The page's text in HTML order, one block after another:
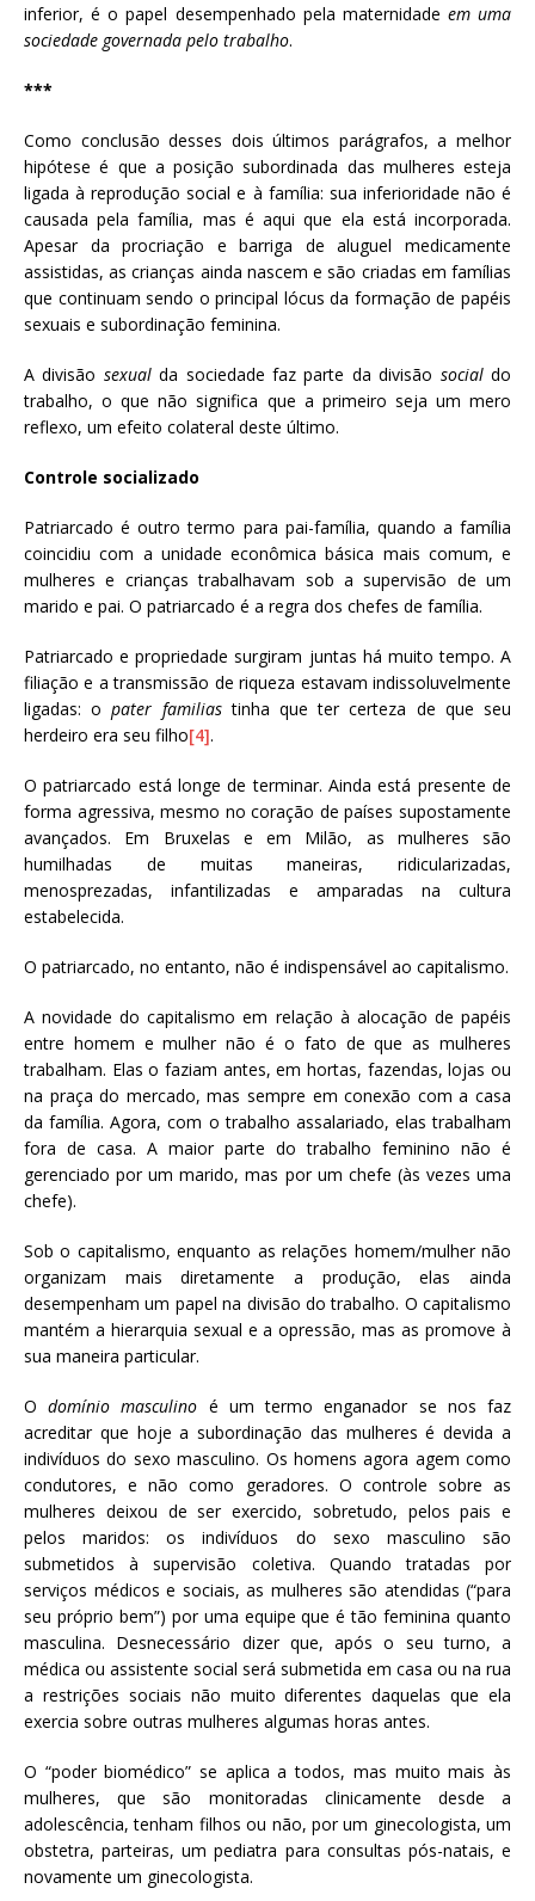
inferior, é o papel desempenhado pela maternidade em uma
sociedade governada pelo trabalho.
***
Como conclusão desses dois últimos parágrafos, a melhor
hipótese é que a posição subordinada das mulheres esteja
ligada à reprodução social e à família: sua inferioridade não é
causada pela família, mas é aqui que ela está incorporada.
Apesar da procriação e barriga de aluguel medicamente
assistidas, as crianças ainda nascem e são criadas em famílias
que continuam sendo o principal lócus da formação de papéis
sexuais e subordinação feminina.
A divisão sexualda sociedade faz parte da divisão socialdo
trabalho, o que não significa que a primeiro seja um mero
reflexo, um efeito colateral deste último.
Controle socializado
Patriarcado é outro termo para pai-família, quando a família
coincidiu com a unidade econômica básica mais comum, e
mulheres e crianças trabalhavam sob a supervisão de um
marido e pai. O patriarcado é a regra dos chefes de família.
Patriarcado e propriedade surgiram juntas há muito tempo. A
filiação e a transmissão de riqueza estavam indissoluvelmente
ligadas: opater familiastinha que ter certeza de que seu
herdeiro era seu filho[4].
O patriarcado está longe de terminar. Ainda está presente de
forma agressiva, mesmo no coração de países supostamente
avançados. Em Bruxelas e em Milão, as mulheres são
humilhadas de muitas maneiras, ridicularizadas,
menosprezadas, infantilizadas e amparadas na cultura
estabelecida.
O patriarcado, no entanto, não é indispensável ao capitalismo.
A novidade do capitalismo em relação à alocação de papéis
entre homem e mulher não é o fato de que as mulheres
trabalham. Elas o faziam antes, em hortas, fazendas, lojas ou
na praça do mercado, mas sempre em conexão com a casa
da família. Agora, com o trabalho assalariado, elas trabalham
fora de casa. A maior parte do trabalho feminino não é
gerenciado por um marido, mas por um chefe (às vezes uma
chefe).
Sob o capitalismo, enquanto as relações homem/mulher não
organizam mais diretamente a produção, elas ainda
desempenham um papel na divisão do trabalho. O capitalismo
mantém a hierarquia sexual e a opressão, mas as promove à
sua maneira particular.
Odomínio masculino é um termo enganador se nos faz
acreditar que hoje a subordinação das mulheres é devida a
indivíduos do sexo masculino. Os homens agora agem como
condutores, e não como geradores. O controle sobre as
mulheres deixou de ser exercido, sobretudo, pelos pais e
pelos maridos: os indivíduos do sexo masculino são
submetidos à supervisão coletiva. Quando tratadas por
serviços médicos e sociais, as mulheres são atendidas (“para
seu próprio bem”) por uma equipe que é tão feminina quanto
masculina. Desnecessário dizer que, após o seu turno, a
médica ou assistente social será submetida em casa ou na rua
a restrições sociais não muito diferentes daquelas que ela
exercia sobre outras mulheres algumas horas antes.
O “poder biomédico” se aplica a todos, mas muito mais às
mulheres, que são monitoradas clinicamente desde a
adolescência, tenham filhos ou não, por um ginecologista, um
obstetra, parteiras, um pediatra para consultas pós-natais, e
novamente um ginecologista.